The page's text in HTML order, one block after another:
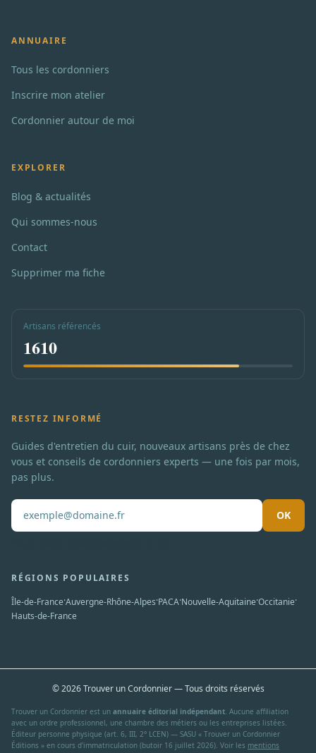
ANNUAIRE
Tous les cordonniers
Inscrire mon atelier
Cordonnier autour de moi
EXPLORER
Blog & actualités
Qui sommes-nous
Contact
Supprimer ma fiche
Artisans référencés
1610
RESTEZ INFORMÉ
Guides d'entretien du cuir, nouveaux artisans près de chez
vous et conseils de cordonniers experts — une fois par mois,
pas plus.
OK
RÉGIONS POPULAIRES
Île-de-France·Auvergne-Rhône-Alpes·PACA·Nouvelle-Aquitaine·Occitanie·
Hauts-de-France
© 2026 Trouver un Cordonnier — Tous droits réservés
Trouver un Cordonnier est un annuaire éditorial indépendant. Aucune affiliation
avec un ordre professionnel, une chambre des métiers ou les entreprises listées.
Éditeur personne physique (art. 6, III, 2° LCEN) — SASU « Trouver un Cordonnier
Éditions » en cours d'immatriculation (butoir 16 juillet 2026). Voir les mentions